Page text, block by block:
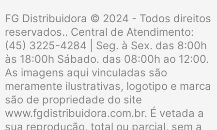
k
a
m
FG Distribuidora © 2024 - Todos direitos
reservados.. Central de Atendimento:
(45) 3225-4284 | Seg. à Sex. das 8:00h
às 18:00h Sábado. das 08:00h ao 12:00.
As imagens aqui vinculadas são
meramente ilustrativas, logotipo e marca
são de propriedade do site
www.fgdistribuidora.com.br. É vetada a
sua reprodução, total ou parcial, sem a